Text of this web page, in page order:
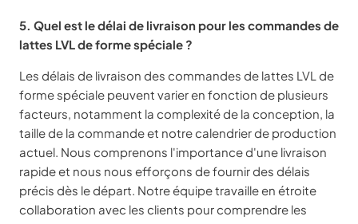
5. Quel est le délai de livraison pour les commandes de
lattes LVL de forme spéciale ?
Les délais de livraison des commandes de lattes LVL de
forme spéciale peuvent varier en fonction de plusieurs
facteurs, notamment la complexité de la conception, la
taille de la commande et notre calendrier de production
actuel. Nous comprenons l'importance d'une livraison
rapide et nous nous efforçons de fournir des délais
précis dès le départ. Notre équipe travaille en étroite
collaboration avec les clients pour comprendre les